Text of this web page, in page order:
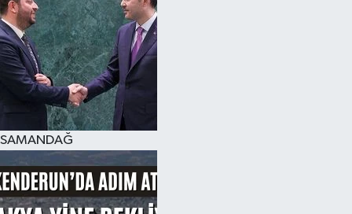
SAMANDAĞ